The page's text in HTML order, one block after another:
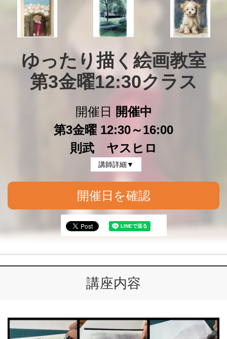
ゆったり描く絵画教室
第3金曜12:30クラス
開催日
開催中
第3金曜 12:30～16:00
則武 ヤスヒロ
講師詳細▼
開催日を確認
講座内容